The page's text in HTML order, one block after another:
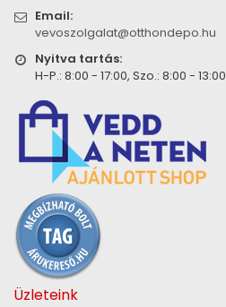
Email:
vevoszolgalat@otthondepo.hu
Nyitva tartás:
H-P.: 8:00 - 17:00, Szo.: 8:00 - 13:00
Üzleteink